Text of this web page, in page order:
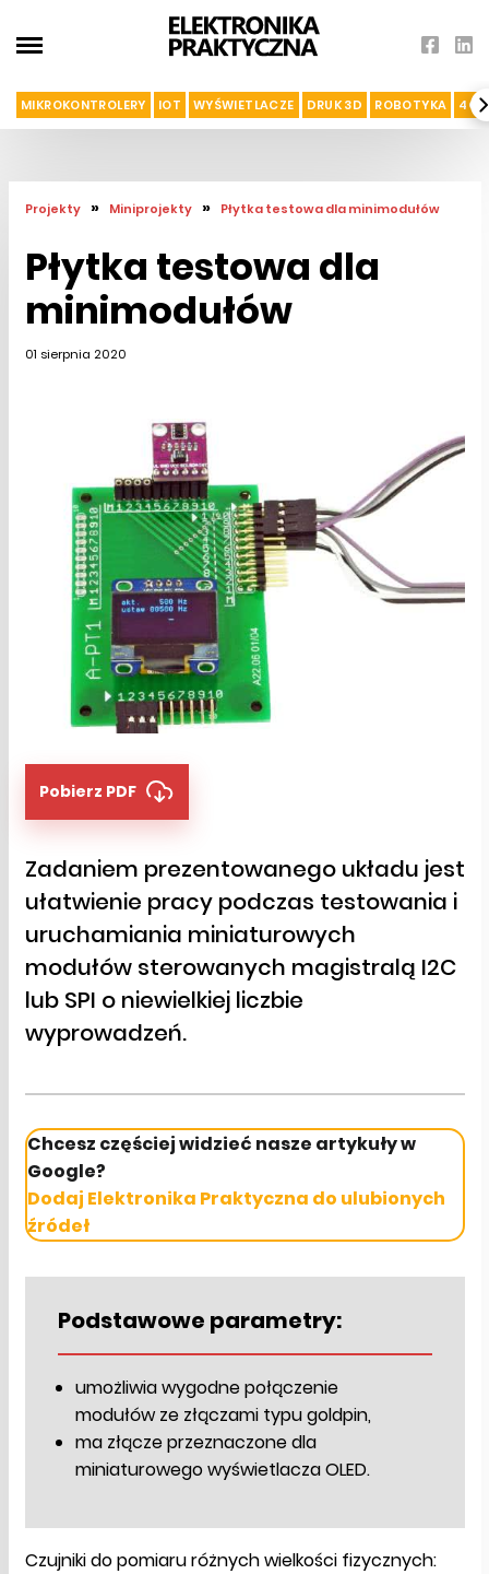
MIKROKONTROLERY IOT WYŚWIETLACZE DRUK 3D ROBOTYKA 4G I
Projekty » Miniprojekty » Płytka testowa dla minimodułów
Płytka testowa dla
minimodułów
01 sierpnia 2020
Pobierz PDF
Zadaniem prezentowanego układu jest
ułatwienie pracy podczas testowania i
uruchamiania miniaturowych
modułów sterowanych magistralą I2C
lub SPI o niewielkiej liczbie
wyprowadzeń.
Chcesz częściej widzieć nasze artykuły w
Google?
Dodaj Elektronika Praktyczna do ulubionych
źródeł
Podstawowe parametry:
umożliwia wygodne połączenie
modułów ze złączami typu goldpin,
ma złącze przeznaczone dla
miniaturowego wyświetlacza OLED.
Czujniki do pomiaru różnych wielkości fizycznych: